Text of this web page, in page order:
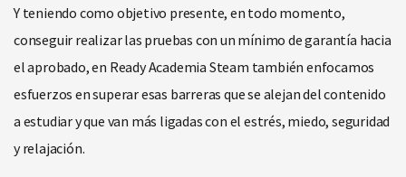
Y teniendo como objetivo presente, en todo momento,
conseguir realizar las pruebas con un mínimo de garantía hacia
el aprobado, en Ready Academia Steam también enfocamos
esfuerzos en superar esas barreras que se alejan del contenido
a estudiar y que van más ligadas con el estrés, miedo, seguridad
y relajación.